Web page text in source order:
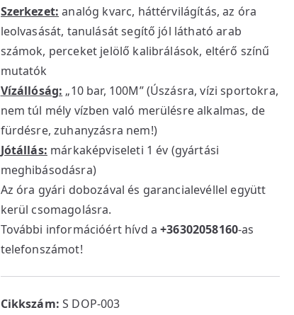
Szerkezet: analóg kvarc, háttérvilágítás, az óra
leolvasását, tanulását segítő jól látható arab
számok, perceket jelölő kalibrálások, eltérő színű
mutatók
Vízállóság: „10 bar, 100M” (Úszásra, vízi sportokra,
nem túl mély vízben való merülésre alkalmas, de
fürdésre, zuhanyzásra nem!)
Jótállás: márkaképviseleti 1 év (gyártási
meghibásodásra)
Az óra gyári dobozával és garancialevéllel együtt
kerül csomagolásra.
További információért hívd a+36302058160-as
telefonszámot!
Cikkszám:S DOP-003